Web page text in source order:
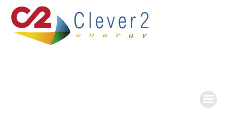
naar
de
inhoud